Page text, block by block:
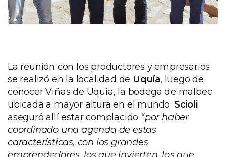
La reunión con los productores y empresarios
se realizó en la localidad de Uquía, luego de
conocer Viñas de Uquía, la bodega de malbec
ubicada a mayor altura en el mundo. Scioli
aseguró allí estar complacido “por haber
coordinado una agenda de estas
características, con los grandes